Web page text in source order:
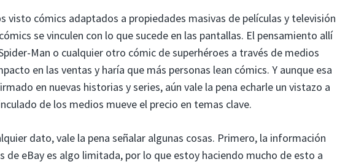
visto cómics adaptados a propiedades masivas de películas y televisión
se vinculen con lo que sucede en las pantallas. El pensamiento allí
Man o cualquier otro cómic de superhéroes a través de medios
en las ventas y haría que más personas lean cómics. Y aunque esa
en nuevas historias y series, aún vale la pena echarle un vistazo a
de los medios mueve el precio en temas clave.
dato, vale la pena señalar algunas cosas. Primero, la información
de eBay es algo limitada, por lo que estoy haciendo mucho de esto a